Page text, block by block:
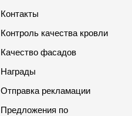
Контакты
Контроль качества кровли
Качество фасадов
Награды
Отправка рекламации
Предложения по